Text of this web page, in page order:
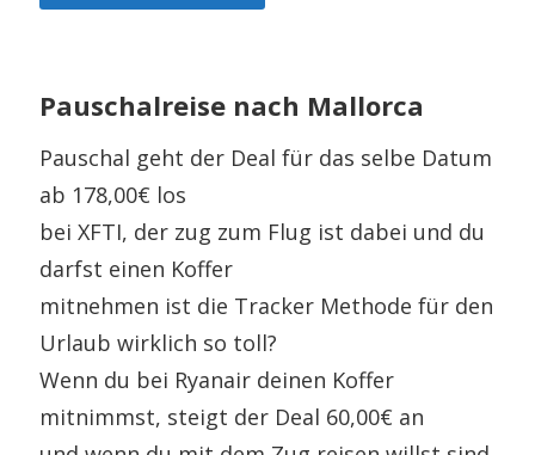
Pauschalreise nach Mallorca
Pauschal geht der Deal für das selbe Datum
ab 178,00€ los
bei XFTI, der zug zum Flug ist dabei und du
darfst einen Koffer
mitnehmen ist die Tracker Methode für den
Urlaub wirklich so toll?
Wenn du bei Ryanair deinen Koffer
mitnimmst, steigt der Deal 60,00€ an